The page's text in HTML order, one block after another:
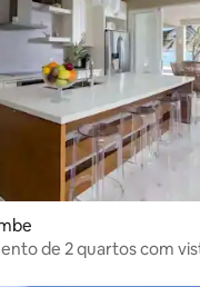
de 2 quartos com